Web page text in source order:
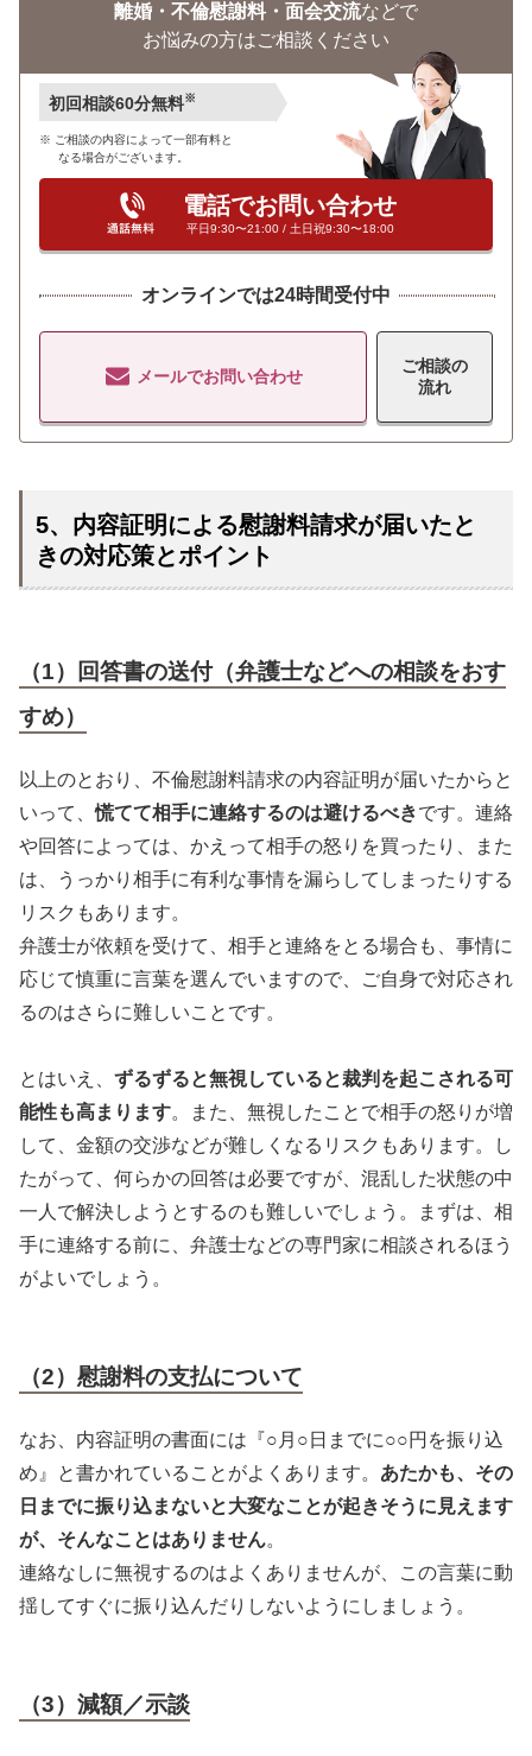
離婚・不倫慰謝料・面会交流などで
お悩みの方はご相談ください
初回相談60分無料※
ご相談の内容によって一部有料と
なる場合がございます。
電話でお問い合わせ
平日9:30〜21:00 / 土日祝9:30〜18:00
オンラインでは24時間受付中
メールでお問い合わせ
ご相談の
流れ
5、内容証明による慰謝料請求が届いたと
きの対応策とポイント
（1）回答書の送付（弁護士などへの相談をおす
すめ）
以上のとおり、不倫慰謝料請求の内容証明が届いたからと
いって、慌てて相手に連絡するのは避けるべきです。連絡
や回答によっては、かえって相手の怒りを買ったり、また
は、うっかり相手に有利な事情を漏らしてしまったりする
リスクもあります。
弁護士が依頼を受けて、相手と連絡をとる場合も、事情に
応じて慎重に言葉を選んでいますので、ご自身で対応され
るのはさらに難しいことです。
とはいえ、 ずるずると無視していると裁判を起こされる可
能性も高まります。また、無視したことで相手の怒りが増
して、金額の交渉などが難しくなるリスクもあります。し
たがって、何らかの回答は必要ですが、混乱した状態の中
一人で解決しようとするのも難しいでしょう。まずは、相
手に連絡する前に、弁護士などの専門家に相談されるほう
がよいでしょう。
（2）慰謝料の支払について
なお、内容証明の書面には『○月○日までに○○円を振り込
め』と書かれていることがよくあります。 あたかも、その
日までに振り込まないと大変なことが起きそうに見えます
が、そんなことはありません。
連絡なしに無視するのはよくありませんが、この言葉に動
揺してすぐに振り込んだりしないようにしましょう。
（3）減額／示談